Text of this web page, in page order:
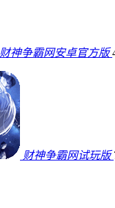
财神争霸网安卓官方版
财神争霸网试玩版